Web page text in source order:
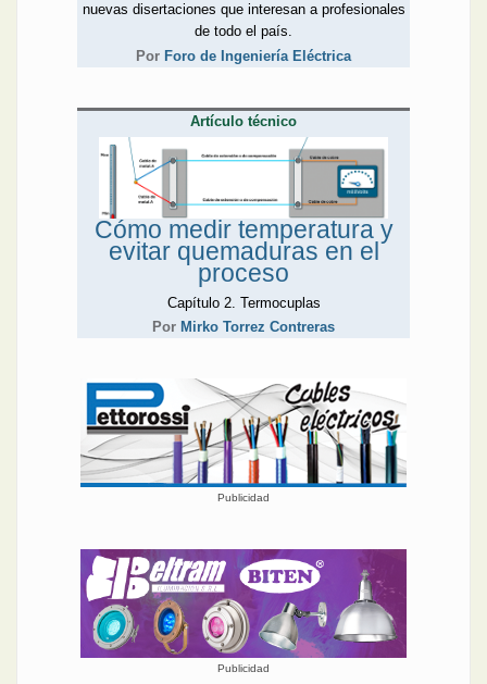
nuevas disertaciones que interesan a profesionales
de todo el país.
Por Foro de Ingeniería Eléctrica
Artículo técnico
Cómo medir temperatura y
evitar quemaduras en el
proceso
Capítulo 2. Termocuplas
Por Mirko Torrez Contreras
Publicidad
Publicidad